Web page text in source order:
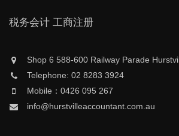
税务会计 工商注册
Shop 6 588-600 Railway Parade
Telephone: 02 8283 3924
Mobile：0426 095 267
info@hurstvilleaccountant.com.au